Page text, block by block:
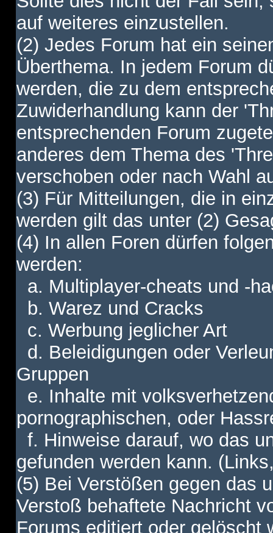
auf weiteres einzustellen.
(2) Jedes Forum hat ein
Überthema. In jedem Forum
werden, die zu dem
Zuwiderhandlung kann der
entsprechenden Forum
anderes dem Thema des
verschoben oder nach Wahl
(3) Für Mitteilungen, die in
werden gilt das unter (2)
(4) In allen Foren dürfen
werden:
a. Multiplayer-cheats und -
b. Warez und Cracks
c. Werbung jeglicher Art
d. Beleidigungen oder
Gruppen
e. Inhalte mit
pornographischen, oder
f. Hinweise darauf, wo das
gefunden werden kann.
(5) Bei Verstößen gegen das
Verstoß behaftete Nachricht
Forums editiert oder gelöscht